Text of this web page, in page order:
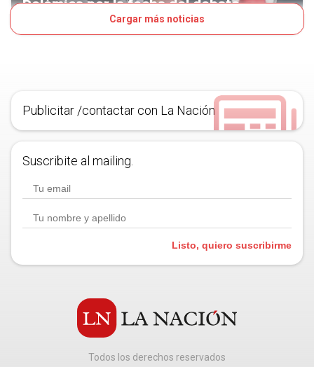
Polémica por la fecha del debate
Cargar más noticias
Publicitar /contactar con La Nación
Suscribite al mailing.
Listo, quiero suscribirme
Todos los derechos reservados